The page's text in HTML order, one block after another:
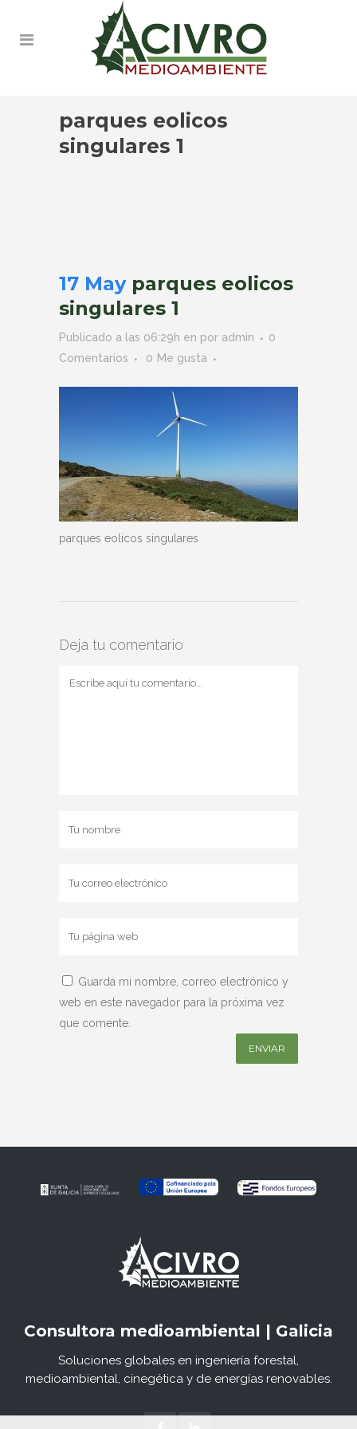
parques eolicos
singulares 1
17 Mayparques eolicos
singulares 1
Publicado a las 06:29h en por admin
0
Comentarios
0 Me gusta
parques eolicos singulares
Deja tu comentario
Guarda mi nombre, correo electrónico y
web en este navegador para la próxima vez
que comente.
Consultora medioambiental | Galicia
Soluciones globales en ingeniería forestal,
medioambiental, cinegética y de energías renovables.